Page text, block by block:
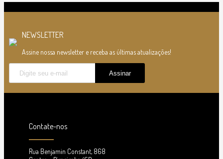
NEWSLETTER
Assine nossa newsletter e receba as últimas atualizações!
Contate-nos
Rua Benjamin Constant, 868